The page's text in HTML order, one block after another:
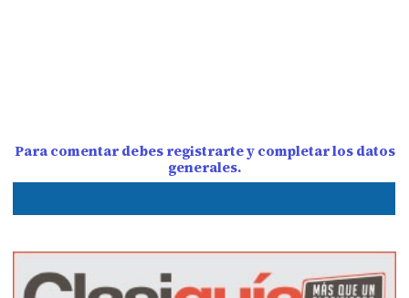
Para comentar debes registrarte y completar los datos
generales.